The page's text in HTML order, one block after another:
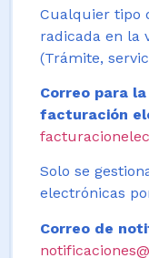
Cualquier tipo
radicada en la
(Trámite,
Correo para
facturación
Solo se
electrónicas
Correo de